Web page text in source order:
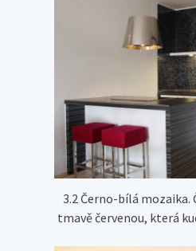
3.2 Černo-bílá mozaika.
tmavě červenou, která